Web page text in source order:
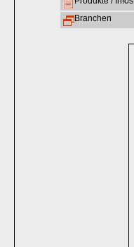
Branchen